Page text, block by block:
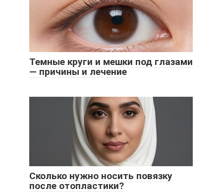
Темные круги и мешки под глазами
— причины и лечение
Сколько нужно носить повязку
после отопластики?